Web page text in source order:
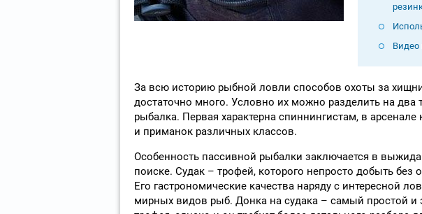
Видео
За всю историю рыбной ловли способов охоты за
достаточно много. Условно их можно разделить на два
рыбалка. Первая характерна спиннингистам, в
и приманок различных классов.
Особенность пассивной рыбалки заключается в
поиске. Судак – трофей, которого непросто добыть
Его гастрономические качества наряду с интересной
мирных видов рыб. Донка на судака – самый простой